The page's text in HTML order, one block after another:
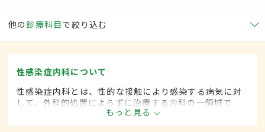
他の 診療科目で絞り込む
性感染症内科について
性感染症内科とは、性的な接触により感染する病気に対
して、外科的処置によらずに治療する内科の一領域で
す。平成20年4月の制度改正前は、性感染症科と呼ばれ
ていました。
もっと見る